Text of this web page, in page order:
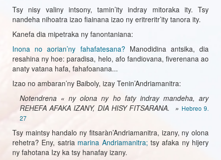
Tsy nisy valiny intsony, tamin’ity indray mitoraka ity. Tsy
nandeha nihoatra izao fiainana izao ny eritreritr’ity tanora ity.
Kanefa dia mipetraka ny fanontaniana:
Inona no aorian’ny fahafatesana? Manodidina antsika, dia
resahina ny hoe: paradisa, helo, afo fandiovana, fiverenana ao
anaty vatana hafa, fahafoanana...
Izao no ambaran’ny Baiboly, izay Tenin’Andriamanitra:
Notendrena « ny olona ny ho faty indray mandeha, ary
REHEFA AFAKA IZANY, DIA HISY FITSARANA. » Hebreo 9.
27
Tsy maintsy handalo ny fitsaràn’Andriamanitra, izany, ny olona
rehetra? Eny, satria marina Andriamanitra; tsy afaka ny hijery
ny fahotana Izy ka tsy hanafay izany.